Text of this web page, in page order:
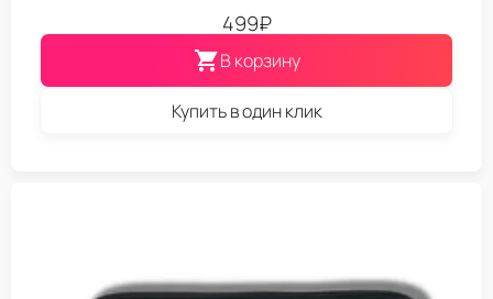
499₽
В корзину
Купить в один клик